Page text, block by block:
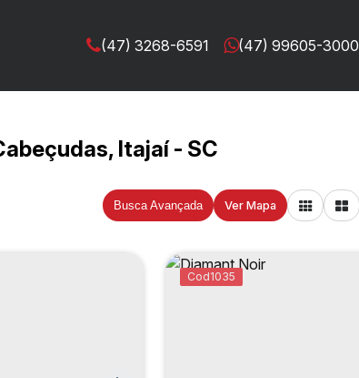
(47) 3268-6591 (47) 99605-3000
Itajaí - SC
Busca Avançada Ver Mapa
1035